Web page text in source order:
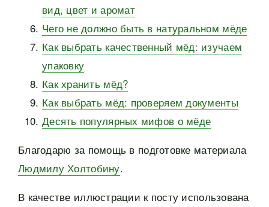
вид, цвет и аромат
Чего не должно быть в натуральном мёде
Как выбрать качественный мёд: изучаем
упаковку
Как хранить мёд?
Как выбрать мёд: проверяем документы
Десять популярных мифов о мёде
Благодарю за помощь в подготовке материала
Людмилу Холтобину.
В качестве иллюстрации к посту использована